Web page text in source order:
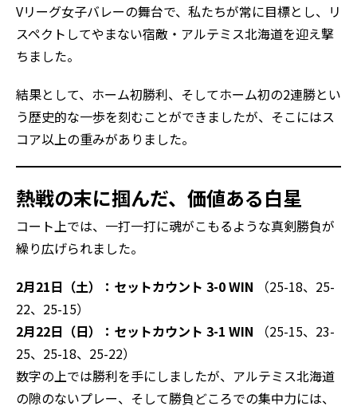
Vリーグ女子バレーの舞台で、私たちが常に目標とし、リ
スペクトしてやまない宿敵・アルテミス北海道を迎え撃
ちました。
結果として、ホーム初勝利、そしてホーム初の2連勝とい
う歴史的な一歩を刻むことができましたが、そこにはス
コア以上の重みがありました。
熱戦の末に掴んだ、価値ある白星
コート上では、一打一打に魂がこもるような真剣勝負が
繰り広げられました。
2月21日（土）：セットカウント 3-0 WIN （25-18、25-
22、25-15）
2月22日（日）：セットカウント 3-1 WIN （25-15、23-
25、25-18、25-22）
数字の上では勝利を手にしましたが、アルテミス北海道
の隙のないプレー、そして勝負どころでの集中力には、